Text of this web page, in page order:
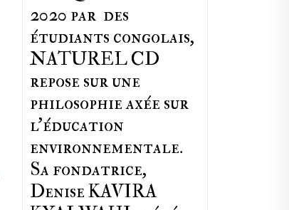
2020 par des
étudiants congolais,
NATUREL CD
repose sur une
philosophie axée sur
l'éducation
environnementale.
Sa fondatrice,
Denise KAVIRA